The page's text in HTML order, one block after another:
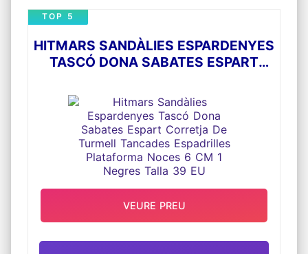
HITMARS SANDÀLIES ESPARDENYES
TASCÓ DONA SABATES ESPART
ESPADRILLES PLATAFORMA NOCES
6 CM 1 NEGRES TALLA 39 EU
TOP 5
VEURE PREU